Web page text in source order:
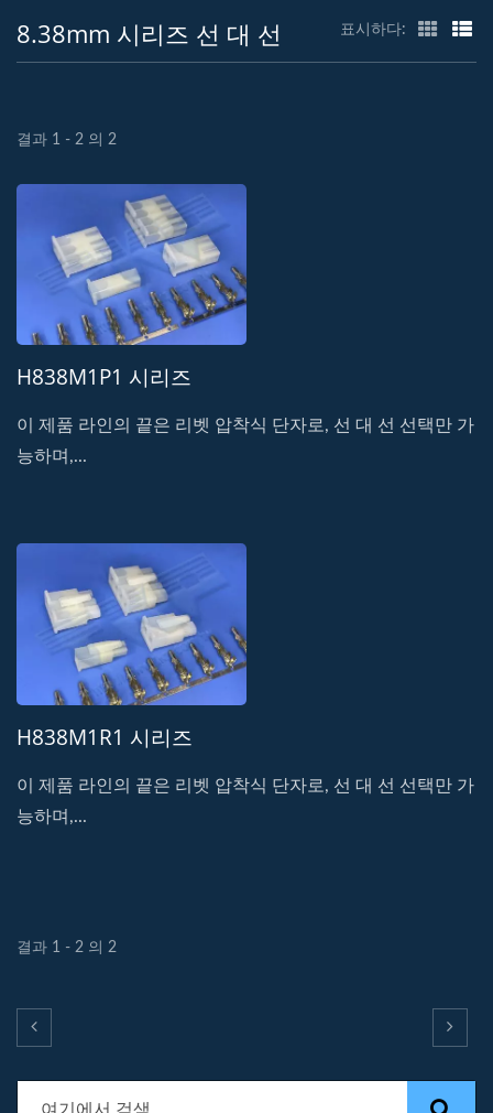
8.38mm 시리즈 선 대 선 표시하다:
결과 1 - 2 의 2
H838M1P1 시리즈
이 제품 라인의 끝은 리벳 압착식 단자로, 선 대 선 선택만 가
능하며,...
H838M1R1 시리즈
이 제품 라인의 끝은 리벳 압착식 단자로, 선 대 선 선택만 가
능하며,...
결과 1 - 2 의 2